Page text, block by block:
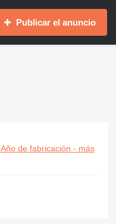
Publicar el anuncio
Año de fabricación - más